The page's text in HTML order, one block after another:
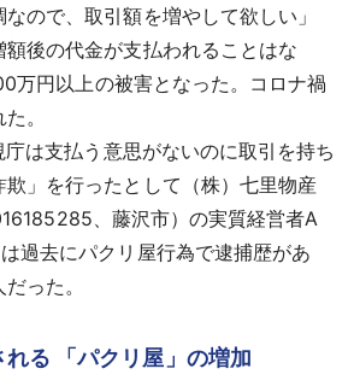
English
なので、取引額を増やして欲しい」
額後の代金が支払われることはな
万円以上の被害となった。コロナ禍
。
は支払う意思がないのに取引を持ち
」を行ったとして（株）七里物産
、藤沢市）の実質経営者A
過去にパクリ屋行為で逮捕歴があ
った。
る 「パクリ屋」の増加